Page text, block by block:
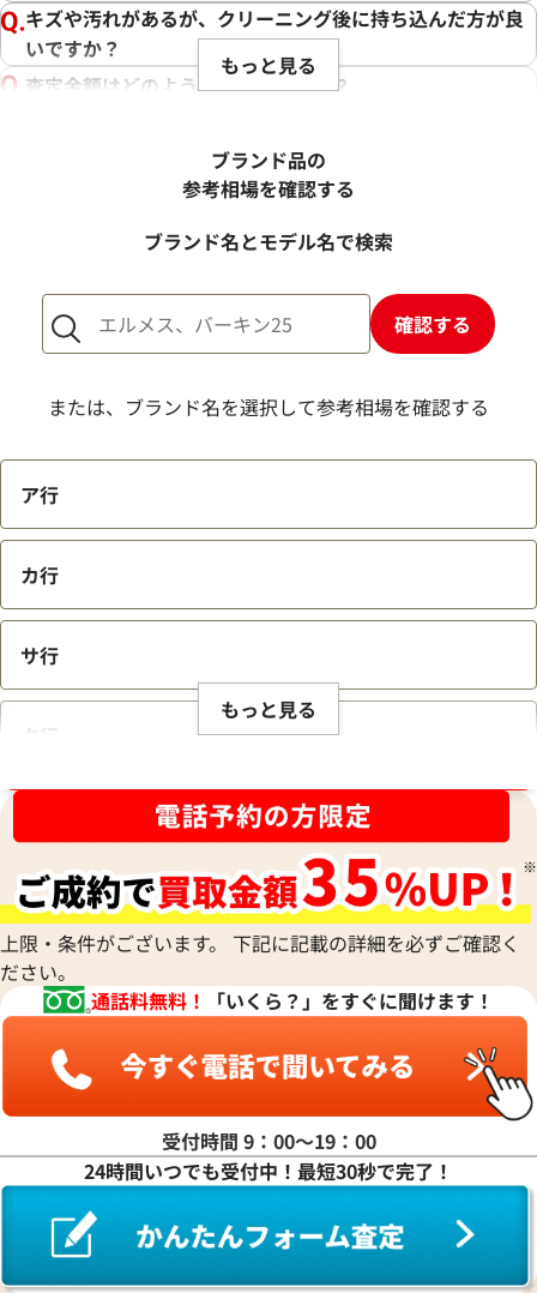
キズや汚れがあるが、クリーニング後に持ち込んだ方が良
いですか？
査定金額はどのように決まりますか？
売却するか悩んでいるのですが、査定だけお願いできます
1点からでも査定できますか？
もっと見る
ブランド品の
参考相場を確認する
ブランド名とモデル名で検索
確認する
または、ブランド名を選択して参考相場を確認する
ア行
カ行
サ行
タ行
ハ行
マ行
ヤ行
ワ行
もっと見る
上限・条件がございます。 下記に記載の詳細を必ずご確認く
ださい。
通話料無料！
「いくら？」をすぐに聞けます！
受付時間 9：00〜19：00
24時間いつでも受付中！最短30秒で完了！